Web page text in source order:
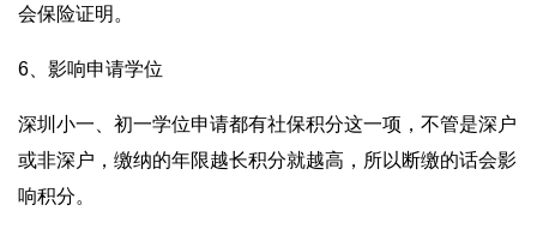
会保险证明。
6️、影响申请学位
深圳小一、初一学位申请都有社保积分这一项，不管是深户
或非深户，缴纳的年限越长积分就越高，所以断缴的话会影
响积分。